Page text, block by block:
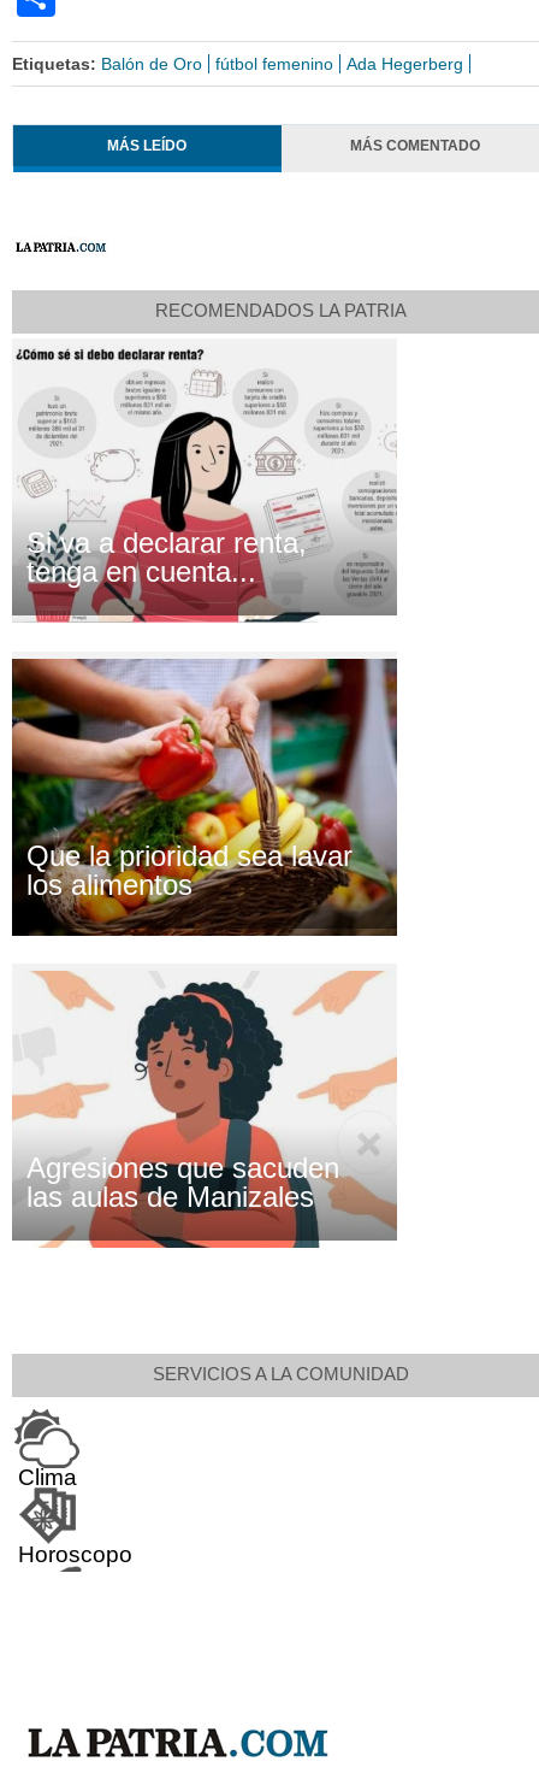
Etiquetas: Balón de Oro fútbol femenino Ada Hegerberg
MÁS LEÍDO MÁS COMENTADO
RECOMENDADOS LA PATRIA
Si va a declarar renta,
tenga en cuenta...
Que la prioridad sea lavar
los alimentos
Agresiones que sacuden
las aulas de Manizales
SERVICIOS A LA COMUNIDAD
Clima
Horoscopo